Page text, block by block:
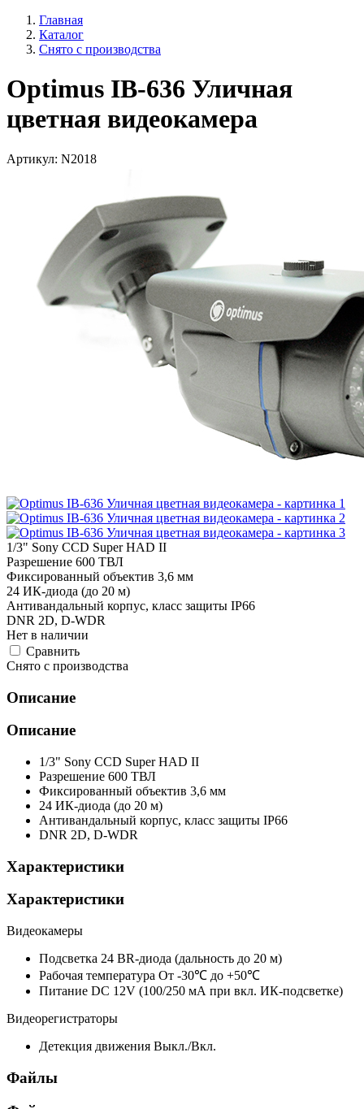
Главная
Каталог
Снято с производства
Optimus IB-636 Уличная
цветная видеокамера
Артикул: N2018
1/3" Sony CCD Super HAD II
Разрешение 600 ТВЛ
Фиксированный объектив 3,6 мм
24 ИК-диода (до 20 м)
Антивандальный корпус, класс защиты IP66
DNR 2D, D-WDR
Нет в наличии
Cравнить
Снято с производства
Описание
Описание
1/3" Sony CCD Super HAD II
Разрешение 600 ТВЛ
Фиксированный объектив 3,6 мм
24 ИК-диода (до 20 м)
Антивандальный корпус, класс защиты IP66
DNR 2D, D-WDR
Характеристики
Характеристики
Видеокамеры
Подсветка 24 BR-диода (дальность до 20 м)
Рабочая температура От -30℃ до +50℃
Питание DC 12V (100/250 мА при вкл. ИК-подсветке)
Видеорегистраторы
Детекция движения Выкл./Вкл.
Файлы